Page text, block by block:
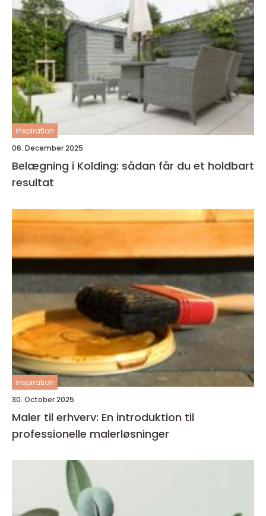
inspiration
06. December 2025
Belægning i Kolding: sådan får du et holdbart
resultat
inspiration
30. October 2025
Maler til erhverv: En introduktion til
professionelle malerløsninger